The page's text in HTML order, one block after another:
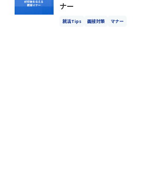
ナー
就活Tips 面接対策 マナー